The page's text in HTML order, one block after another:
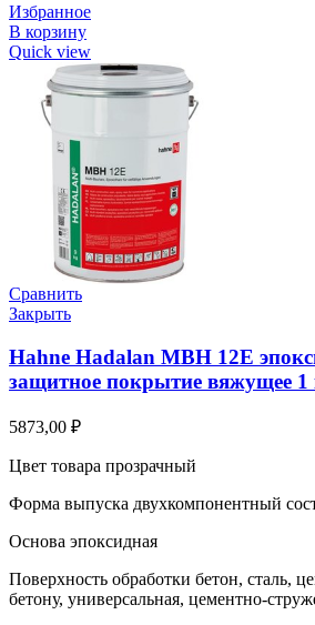
Избранное
В корзину
Quick view
Сравнить
Закрыть
Hahne Hadalan MBH 12E
защитное покрытие вяжущее 1
5873,00 ₽
Цвет товара прозрачный
Форма выпуска двухкомпонентный
Основа эпоксидная
Поверхность обработки бетон, сталь,
бетону, универсальная, цементно-